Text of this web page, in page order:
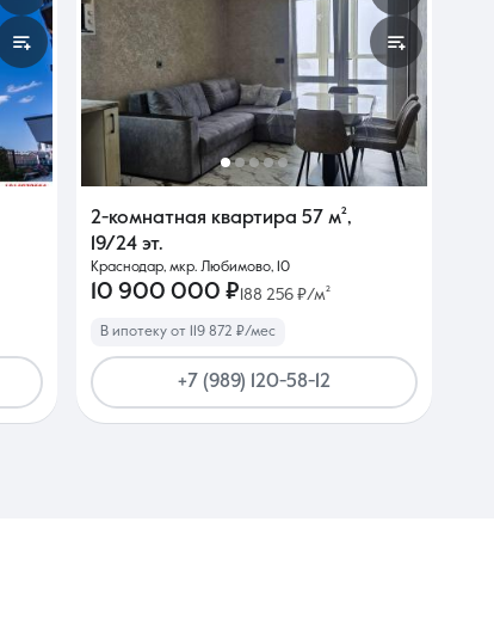
2-комнатная квартира 57 м²,
19/24 эт.
Краснодар, мкр. Любимово, 10
10 900 000 ₽ 188 256 ₽/м²
В ипотеку от 119 872 ₽/мес
+7 (989) 120-58-12